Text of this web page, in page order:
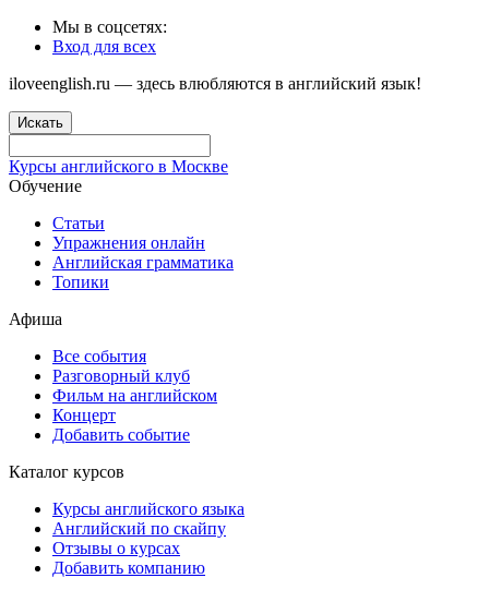
Мы в соцсетях:
Вход для всех
iloveenglish.ru — здесь влюбляются в английский язык!
Искать
Курсы английского в Москве
Обучение
Статьи
Упражнения онлайн
Английская грамматика
Топики
Афиша
Все события
Разговорный клуб
Фильм на английском
Концерт
Добавить событие
Каталог курсов
Курсы английского языка
Английский по скайпу
Отзывы о курсах
Добавить компанию